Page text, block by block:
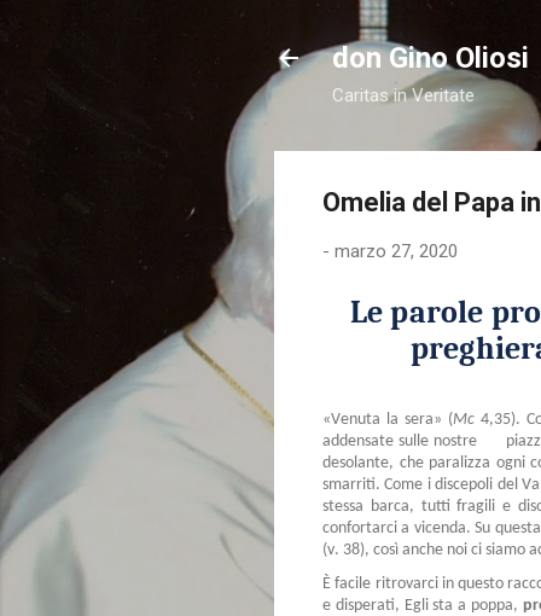
don Gino Oliosi
Caritas in Veritate
Omelia del Papa
- marzo 27, 2020
Le parole
«Venuta la sera» (Mc 4,35).
addensate sulle nostre
desolante, che paralizza ogni
smarriti. Come i discepoli del
stessa barca, tutti fragili e
confortarci a vicenda. Su
(v. 38), così anche noi ci siamo
È facile ritrovarci in questo
e disperati, Egli sta a poppa,